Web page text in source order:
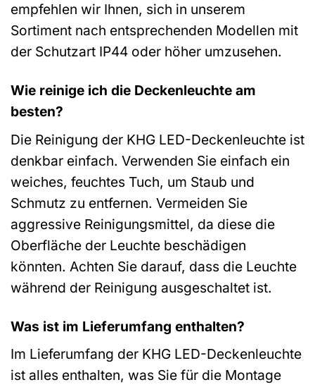
empfehlen wir Ihnen, sich in unserem
Sortiment nach entsprechenden Modellen mit
der Schutzart IP44 oder höher umzusehen.
Wie reinige ich die Deckenleuchte am
besten?
Die Reinigung der KHG LED-Deckenleuchte ist
denkbar einfach. Verwenden Sie einfach ein
weiches, feuchtes Tuch, um Staub und
Schmutz zu entfernen. Vermeiden Sie
aggressive Reinigungsmittel, da diese die
Oberfläche der Leuchte beschädigen
könnten. Achten Sie darauf, dass die Leuchte
während der Reinigung ausgeschaltet ist.
Was ist im Lieferumfang enthalten?
Im Lieferumfang der KHG LED-Deckenleuchte
ist alles enthalten, was Sie für die Montage